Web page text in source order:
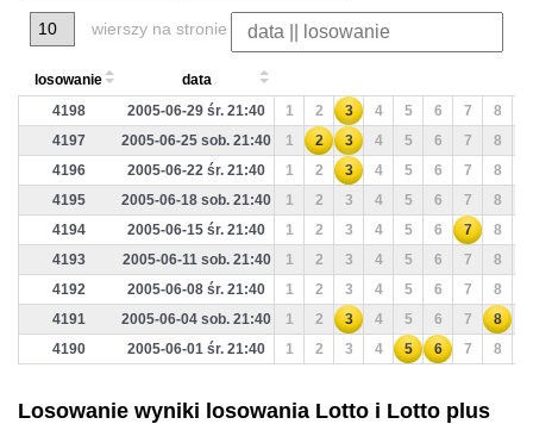
wierszy na stronie
losowanie
data
4198
2005-06-29 śr. 21:40 1 2 3 4 5 6 7 8
4197
2005-06-25 sob. 21:40 1 2 3 4 5 6 7 8
4196
2005-06-22 śr. 21:40 1 2 3 4 5 6 7 8
4195
2005-06-18 sob. 21:40 1 2 3 4 5 6 7 8
4194
2005-06-15 śr. 21:40 1 2 3 4 5 6 7 8
4193
2005-06-11 sob. 21:40 1 2 3 4 5 6 7 8
4192
2005-06-08 śr. 21:40 1 2 3 4 5 6 7 8
4191
2005-06-04 sob. 21:40 1 2 3 4 5 6 7 8
4190
2005-06-01 śr. 21:40 1 2 3 4 5 6 7 8
Losowanie wyniki losowania Lotto i Lotto plus